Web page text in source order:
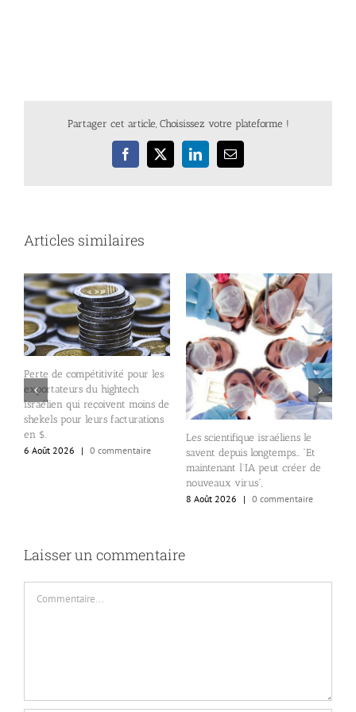
Partager cet article, Choisissez votre plateforme !
Facebook
X LinkedInEmail
Articles similaires
Perte de compétitivité pour les
exportateurs du hightech
israélien qui reçoivent moins de
shekels pour leurs facturations
en $.
6 Août 2026
| 0 commentaire
Les scientifique israéliens le
savent depuis longtemps… “Et
maintenant l’IA peut créer de
nouveaux virus”,
8 Août 2026
| 0 commentaire
Laisser un commentaire